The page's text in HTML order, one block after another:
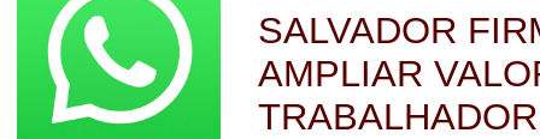
SALVADOR
AMPLIAR